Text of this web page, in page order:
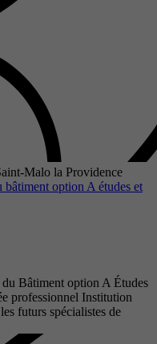
Malo la Providence
option A études et
Bâtiment option A Études
professionnel Institution
futurs spécialistes de